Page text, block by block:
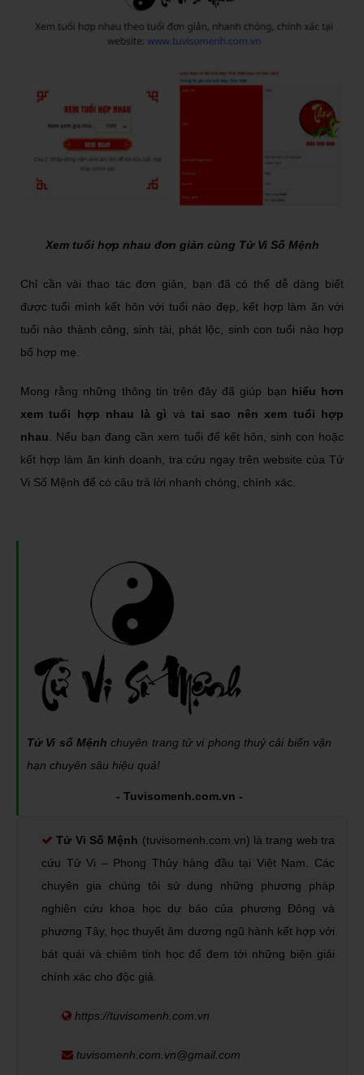
Xem tuổi hợp nhau đơn giản cùng Tử Vi Số Mệnh
Chỉ cần vài thao tác đơn giản, bạn đã có thể dễ dàng biết
được tuổi mình kết hôn với tuổi nào đẹp, kết hợp làm ăn với
tuổi nào thành công, sinh tài, phát lộc, sinh con tuổi nào hợp
bố hợp mẹ.
Mong rằng những thông tin trên đây đã giúp bạn hiểu hơn
xem tuổi hợp nhau là gì và tai sao nên xem tuổi hợp
nhau . Nếu bạn đang cần xem tuổi để kết hôn, sinh con hoặc
kết hợp làm ăn kinh doanh, tra cứu ngay trên website của Tử
Vi Số Mệnh để có câu trả lời nhanh chóng, chính xác.
Tử Vi số Mệnh chuyên trang tử vi phong thuỷ cải biến vận
hạn chuyên sâu hiệu quả!
- Tuvisomenh.com.vn -
Tử Vi Số Mệnh (tuvisomenh.com.vn) là trang web tra
cứu Tử Vi – Phong Thủy hàng đầu tại Việt Nam. Các
chuyên gia chúng tôi sử dụng những phương pháp
nghiên cứu khoa học dự báo của phương Đông và
phương Tây, học thuyết âm dương ngũ hành kết hợp với
bát quái và chiêm tinh học để đem tới những biện giải
chính xác cho độc giả.
https://tuvisomenh.com.vn
tuvisomenh.com.vn@gmail.com